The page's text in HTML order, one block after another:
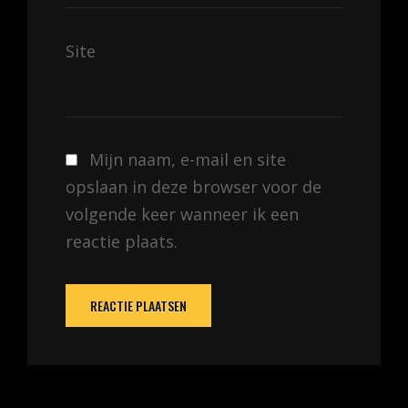
Site
Mijn naam, e-mail en site
opslaan in deze browser voor de
volgende keer wanneer ik een
reactie plaats.